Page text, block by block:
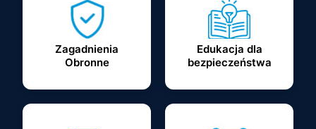
Zagadnienia
Obronne
Edukacja dla
bezpieczeństwa